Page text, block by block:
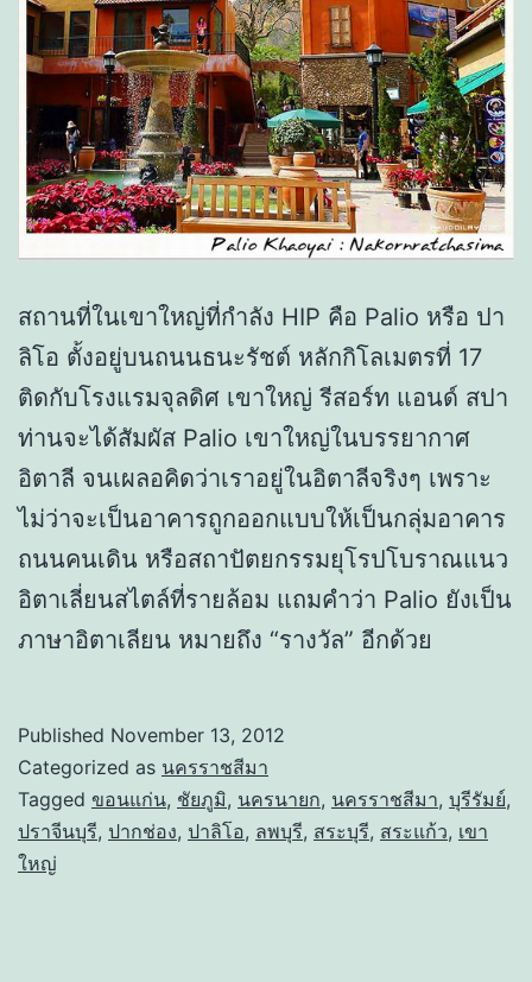
สถานที่ในเขาใหญ่ที่กำลัง HIP คือ Palio หรือ ปา
ลิโอ ตั้งอยู่บนถนนธนะรัชต์ หลักกิโลเมตรที่ 17
ติดกับโรงแรมจุลดิศ เขาใหญ่ รีสอร์ท แอนด์ สปา
ท่านจะได้สัมผัส Palio เขาใหญ่ในบรรยากาศ
อิตาลี จนเผลอคิดว่าเราอยู่ในอิตาลีจริงๆ เพราะ
ไม่ว่าจะเป็นอาคารถูกออกแบบให้เป็นกลุ่มอาคาร
ถนนคนเดิน หรือสถาปัตยกรรมยุโรปโบราณแนว
อิตาเลี่ยนสไตล์ที่รายล้อม แถมคำว่า Palio ยังเป็น
ภาษาอิตาเลียน หมายถึง “รางวัล” อีกด้วย
Published November 13, 2012
Categorized as นครราชสีมา
Tagged ขอนแก่น, ชัยภูมิ, นครนายก, นครราชสีมา, บุรีรัมย์,
ปราจีนบุรี, ปากช่อง, ปาลิโอ, ลพบุรี, สระบุรี, สระแก้ว, เขา
ใหญ่